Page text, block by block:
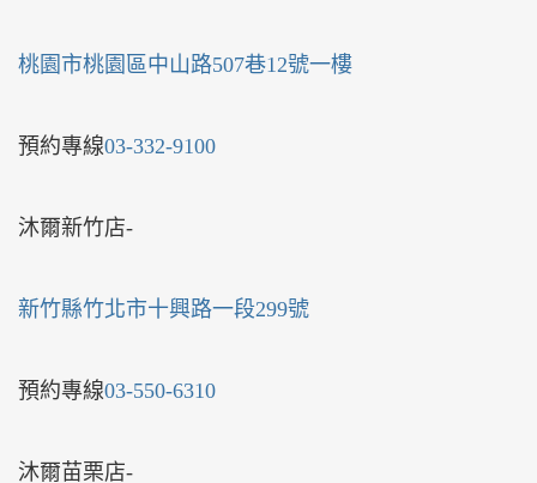
桃園市桃園區中山路507巷12號一樓
預約專線03-332-9100
沐爾新竹店-
新竹縣竹北市十興路一段299號
預約專線03-550-6310
沐爾苗栗店-